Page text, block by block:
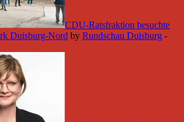
CDU-Ratsfraktion besuchte
Duisburg-Nord by Rundschau Duisburg -